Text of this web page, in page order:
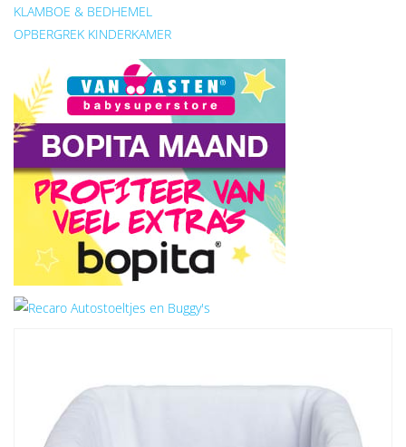
KLAMBOE & BEDHEMEL
OPBERGREK KINDERKAMER